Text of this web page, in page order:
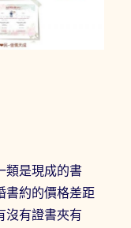
類是現成的書
書約的價格差距
沒有證書夾有